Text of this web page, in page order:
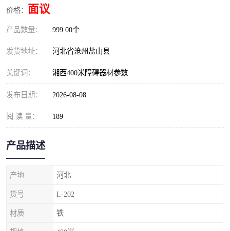
价格： 面议
产品数量： 999.00个
发货地址： 河北省沧州盐山县
关键词： 湘西400米障碍器材参数
发布日期： 2026-08-08
阅 读 量： 189
产品描述
产地 河北
货号 L-202
材质 铁